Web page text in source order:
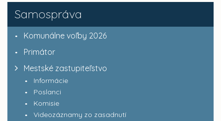
Samospráva
Komunálne voľby 2026
Primátor
Mestské zastupiteľstvo
Informácie
Poslanci
Komisie
Videozáznamy zo zasadnutí